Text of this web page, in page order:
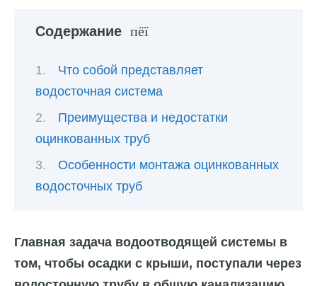
Содержание
Что собой представляет
водосточная система
Преимущества и недостатки
оцинкованных труб
Особенности монтажа оцинкованных
водосточных труб
Главная задача водоотводящей системы в
том, чтобы осадки с крыши, поступали через